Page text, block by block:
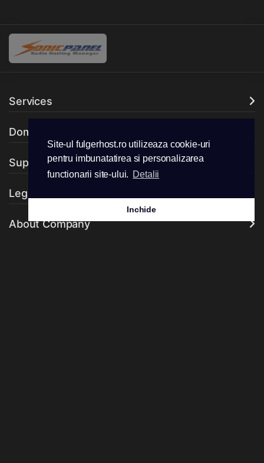
Site-ul fulgerhost.ro utilizeaza cookie-uri
pentru imbunatatirea si personalizarea
functionarii site-ului. Detalii
Inchide
Services
Domains
Support
Legal
About Company